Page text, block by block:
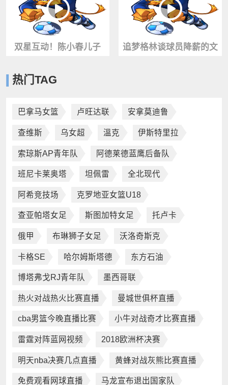
双星互动！陈小春儿子
下场互动🏀
追梦格林谈球员降薪的文
热门TAG
巴拿马女篮 卢旺达联 安拿莫迪鲁
查维斯 乌女超 溫克 伊斯特里拉
索琼斯AP青年队 阿德莱德蓝鹰后备队
班尼卡莱奥塔 坦佩雷 全北现代
阿希竞技场 克罗地亚女篮U18
查亚帕塔女足 斯图加特女足 托卢卡
俄甲 布琳狮子女足 沃洛奇斯克
卡格SE 哈尔姆斯塔德 东方石油
博塔弗戈RJ青年队 墨西哥联
热火对战热火比赛直播 曼城世俱杯直播
cba男篮今晚直播比赛 小牛对战奇才比赛直播
雷霆对阵蓝网视频 2018欧洲杯决赛
明天nba决赛几点直播 黄蜂对战灰熊比赛直播
免费观看网球直播 马龙宣布退出国家队